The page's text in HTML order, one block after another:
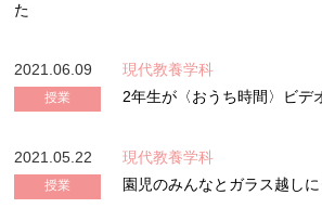
た
2021.06.09 現代教養学科
授業 2年生が〈おうち時間〉ビデ
2021.05.22 現代教養学科
授業 園児のみんなとガラス越しに